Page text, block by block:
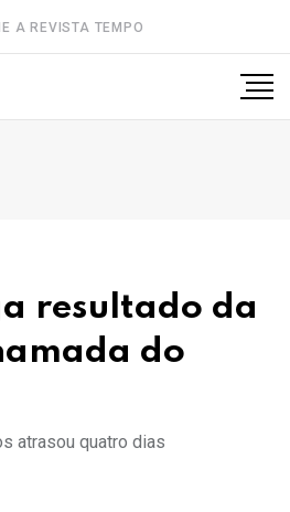
A REVISTA TEMPO
resultado da
do
atrasou quatro dias